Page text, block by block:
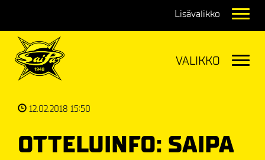
12.02.2018 15:50
OTTELUINFO: SAIPA